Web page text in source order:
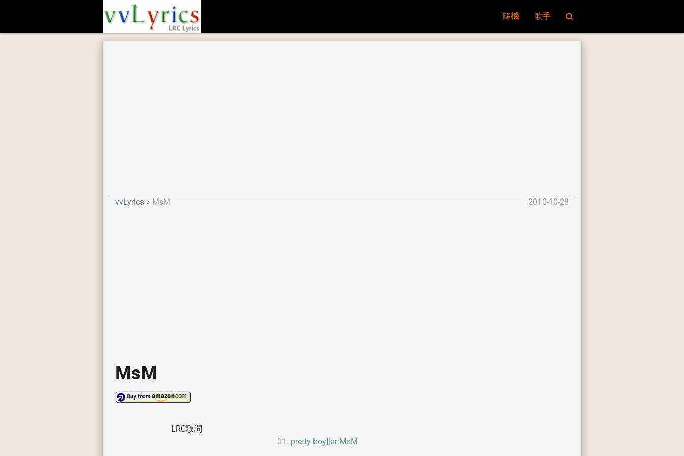
隨機 歌手
vvLyrics MsM 2010-10-28
MsM
LRC歌詞
pretty boy][ar:MsM